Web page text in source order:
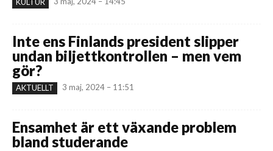
Inte ens Finlands president slipper
undan biljettkontrollen – men vem
gör?
AKTUELLT 3 maj, 2024 – 11:51
Ensamhet är ett växande problem
bland studerande